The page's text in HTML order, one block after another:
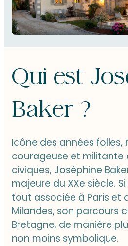
Qui est
Baker ?
Icône des années folles,
courageuse et militante
civiques, Joséphine
majeure du XXe siècle.
tout associée à Paris et
Milandes, son parcours
Bretagne, de manière
non moins symbolique.